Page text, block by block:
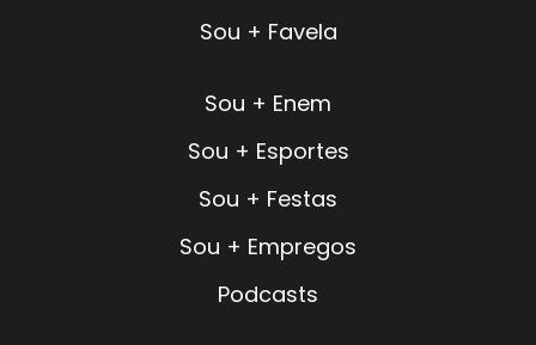
Sou + Favela
Sou + Enem
Sou + Esportes
Sou + Festas
Sou + Empregos
Podcasts